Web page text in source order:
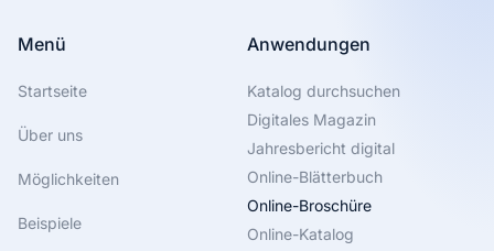
Menü
Startseite
Über uns
Möglichkeiten
Beispiele
Anwendungen
Katalog durchsuchen
Digitales Magazin
Jahresbericht digital
Online-Blätterbuch
Online-Broschüre
Online-Katalog